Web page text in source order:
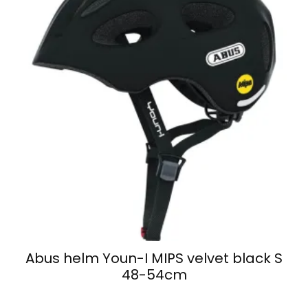
Abus helm Youn-I MIPS velvet black S
48-54cm